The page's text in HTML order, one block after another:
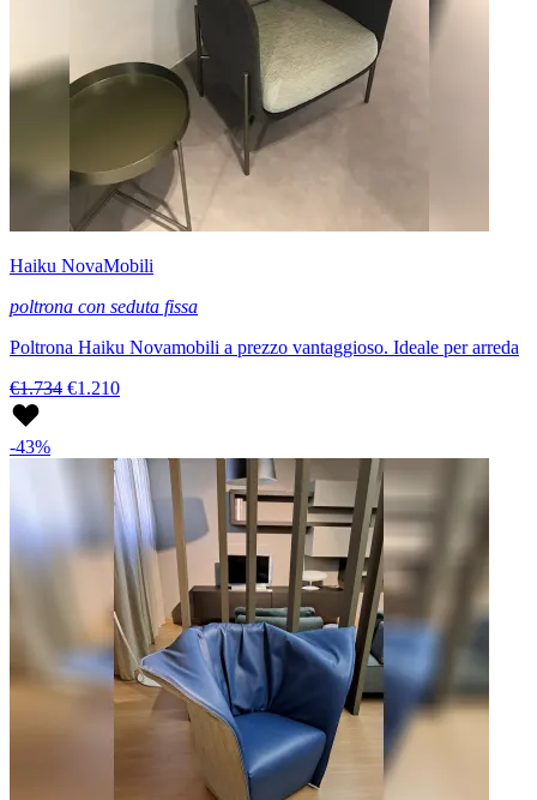
Haiku NovaMobili
poltrona con seduta fissa
Poltrona Haiku Novamobili a prezzo vantaggioso. Ideale per arreda
€1.734 €1.210
-43%